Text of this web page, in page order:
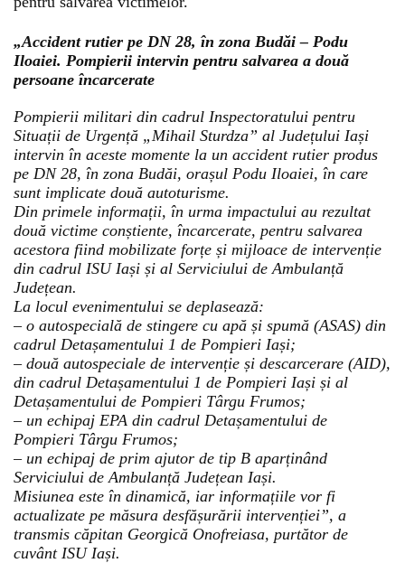
„Accident rutier pe DN 28, în zona Budăi – Podu
Iloaiei. Pompierii intervin pentru salvarea a două
persoane încarcerate
Pompierii militari din cadrul Inspectoratului pentru
Situații de Urgență „Mihail Sturdza” al Județului Iași
intervin în aceste momente la un accident rutier produs
pe DN 28, în zona Budăi, orașul Podu Iloaiei, în care
sunt implicate două autoturisme.
Din primele informații, în urma impactului au rezultat
două victime conștiente, încarcerate, pentru salvarea
acestora fiind mobilizate forțe și mijloace de intervenție
din cadrul ISU Iași și al Serviciului de Ambulanță
Județean.
La locul evenimentului se deplasează:
– o autospecială de stingere cu apă și spumă (ASAS) din
cadrul Detașamentului 1 de Pompieri Iași;
– două autospeciale de intervenție și descarcerare (AID),
din cadrul Detașamentului 1 de Pompieri Iași și al
Detașamentului de Pompieri Târgu Frumos;
– un echipaj EPA din cadrul Detașamentului de
Pompieri Târgu Frumos;
– un echipaj de prim ajutor de tip B aparținând
Serviciului de Ambulanță Județean Iași.
Misiunea este în dinamică, iar informațiile vor fi
actualizate pe măsura desfășurării intervenției”, a
transmis căpitan Georgică Onofreiasa, purtător de
cuvânt ISU Iași.